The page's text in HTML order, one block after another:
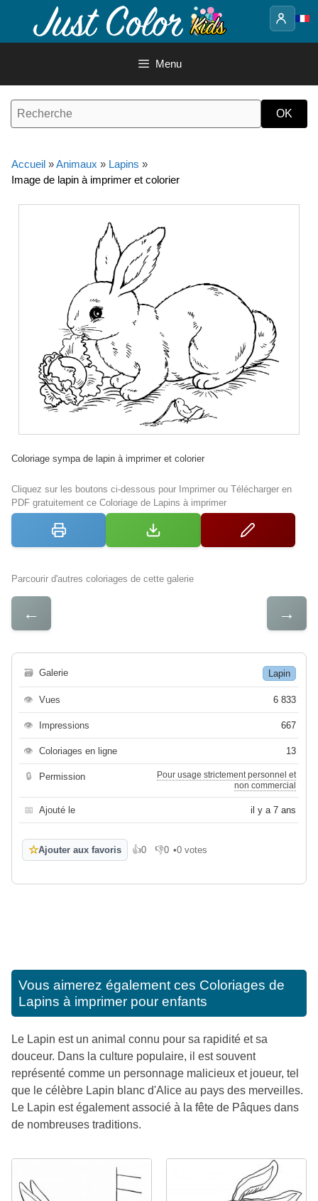
contenu
Menu
Accueil »Animaux » Lapins »
Image de lapin à imprimer et colorier
Coloriage sympa de lapin à imprimer et colorier
Cliquez sur les boutons ci-dessous pour Imprimer ou Télécharger en
PDF gratuitement ce Coloriage de Lapins à imprimer
Parcourir d'autres coloriages de cette galerie
← →
🗃 Galerie Lapin
👁 Vues 6 833
👁 Impressions 667
👁 Coloriages en ligne 13
🔒 Permission
Pour usage strictement personnel et
non commercial
📅 Ajouté le il y a 7 ans
☆Ajouter aux favoris 👍0
J'aime 👎0
Je n'aime pas
•0 votes
Vous aimerez également ces Coloriages de
Lapins à imprimer pour enfants
Le Lapin est un animal connu pour sa rapidité et sa
douceur. Dans la culture populaire, il est souvent
représenté comme un personnage malicieux et joueur, tel
que le célèbre Lapin blanc d'Alice au pays des merveilles.
Le Lapin est également associé à la fête de Pâques dans
de nombreuses traditions.